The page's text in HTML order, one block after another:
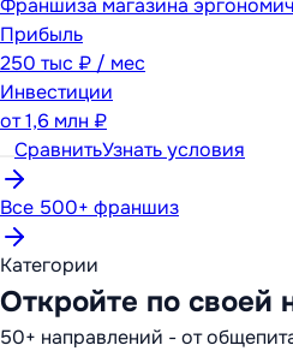
Франшиза магазина
Прибыль
250 тыс ₽ / мес
Инвестиции
от1,6 млн ₽
СравнитьУзнать условия
Все 500+ франшиз
Категории
Откройте по своей
50+ направлений - от